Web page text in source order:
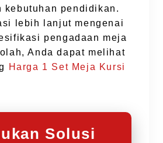
kebutuhan pendidikan.
lebih lanjut mengenai
pengadaan meja
Anda dapat melihat
Harga 1 Set Meja Kursi
Solusi